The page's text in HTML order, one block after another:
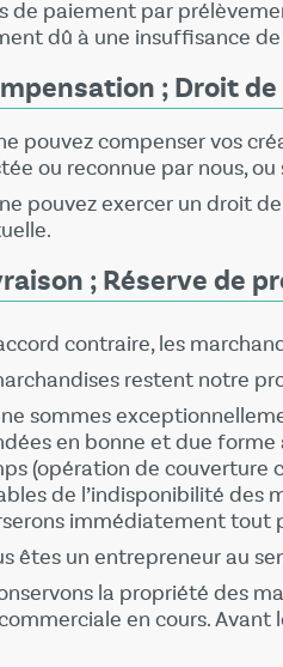
de paiement par
dû à une insuffisance
; Droit
pouvez compenser vos
ou reconnue par nous,
ne pouvez exercer un droit
; Réserve de
contraire, les
restent notre
ne sommes
en bonne et due forme
(opération de couverture
de l’indisponibilité des
immédiatement tout
êtes un entrepreneur au
la propriété des
en cours.